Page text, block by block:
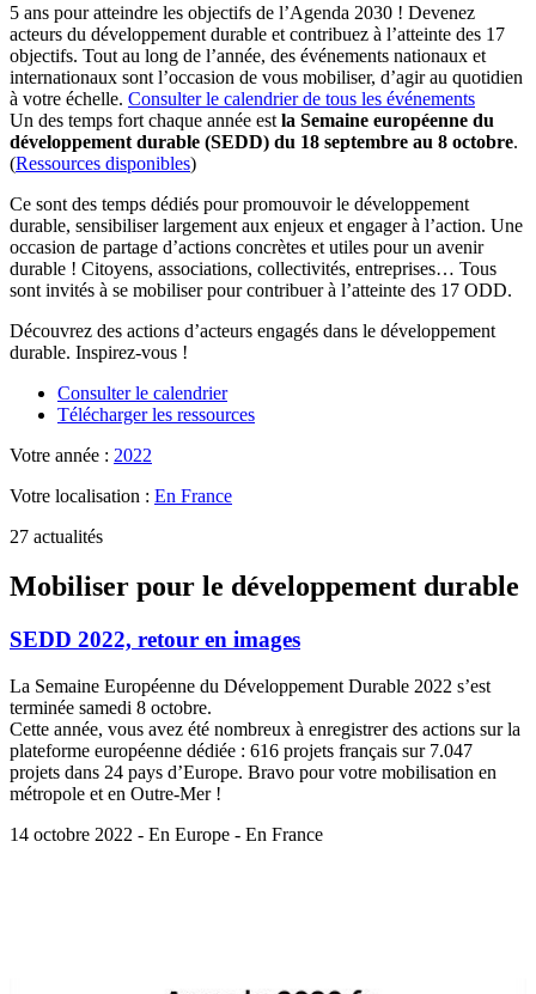
5 ans pour atteindre les objectifs de l’Agenda 2030 ! Devenez
acteurs du développement durable et contribuez à l’atteinte des 17
objectifs. Tout au long de l’année, des événements nationaux et
internationaux sont l’occasion de vous mobiliser, d’agir au quotidien
à votre échelle. Consulter le calendrier de tous les événements
Un des temps fort chaque année est la Semaine européenne du
développement durable (SEDD) du 18 septembre au 8 octobre.
(Ressources disponibles)
Ce sont des temps dédiés pour promouvoir le développement
durable, sensibiliser largement aux enjeux et engager à l’action. Une
occasion de partage d’actions concrètes et utiles pour un avenir
durable ! Citoyens, associations, collectivités, entreprises… Tous
sont invités à se mobiliser pour contribuer à l’atteinte des 17 ODD.
Découvrez des actions d’acteurs engagés dans le développement
durable. Inspirez-vous !
Consulter le calendrier
Télécharger les ressources
Votre année : 2022
Votre localisation : En France
27 actualités
Mobiliser pour le développement durable
SEDD 2022, retour en images
La Semaine Européenne du Développement Durable 2022 s’est
terminée samedi 8 octobre.
Cette année, vous avez été nombreux à enregistrer des actions sur la
plateforme européenne dédiée : 616 projets français sur 7.047
projets dans 24 pays d’Europe. Bravo pour votre mobilisation en
métropole et en Outre-Mer !
14 octobre 2022 - En Europe - En France